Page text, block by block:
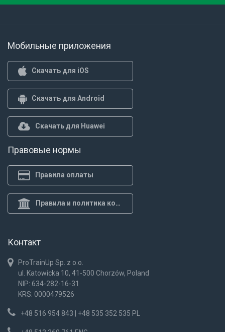
Мобильные приложения
Скачать для iOS
Скачать для Android
Скачать для Huawei
Правовые нормы
Правила оплаты
Правила и политика конф.
Контакт
ProTrainUp Sp. z o.o.
ul. Katowicka 10, 41-500 Chorzów, Poland
NIP: 634-282-16-31
KRS: 0000479526
+48 516 954 843 | +48 535 352 535 PL